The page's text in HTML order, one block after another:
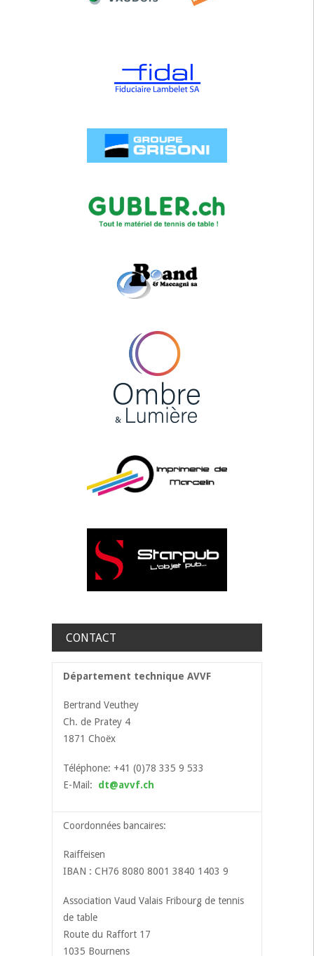
CONTACT
Département technique AVVF
Bertrand Veuthey
Ch. de Pratey 4
1871 Choëx
Téléphone: +41 (0)78 335 9 533
E-Mail: dt@avvf.ch
Coordonnées bancaires:
Raiffeisen
IBAN : CH76 8080 8001 3840 1403 9
Association Vaud Valais Fribourg de tennis
de table
Route du Raffort 17
1035 Bournens